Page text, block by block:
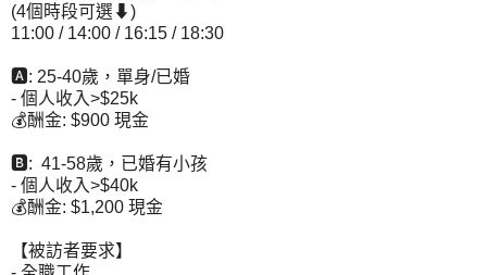
(4個時段可選⬇)
11:00 / 14:00 / 16:15 / 18:30
🅰: 25-40歲，單身/已婚
- 個人收入>$25k
💰酬金: $900 現金
🅱: 41-58歲，已婚有小孩
- 個人收入>$40k
💰酬金: $1,200 現金
【被訪者要求】